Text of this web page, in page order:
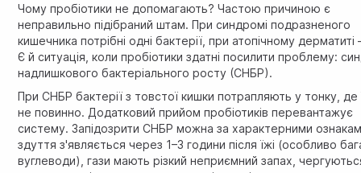
Чому пробіотики не допомагають? Частою причиною є
неправильно підібраний штам. При синдромі подразненого
кишечника потрібні одні бактерії, при атопічному дерматиті
Є й ситуація, коли пробіотики здатні посилити проблему:
надлишкового бактеріального росту (СНБР).
При СНБР бактерії з товстої кишки потрапляють у тонку, де
не повинно. Додатковий прийом пробіотиків перевантажує
систему. Запідозрити СНБР можна за характерними
здуття з'являється через 1–3 години після їжі (особливо
вуглеводи), гази мають різкий неприємний запах,